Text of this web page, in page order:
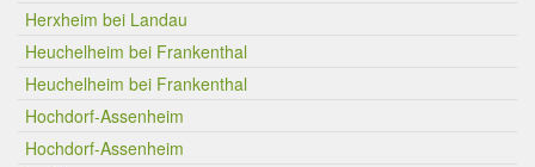
Herxheim bei Landau
Heuchelheim bei Frankenthal
Heuchelheim bei Frankenthal
Hochdorf-Assenheim
Hochdorf-Assenheim